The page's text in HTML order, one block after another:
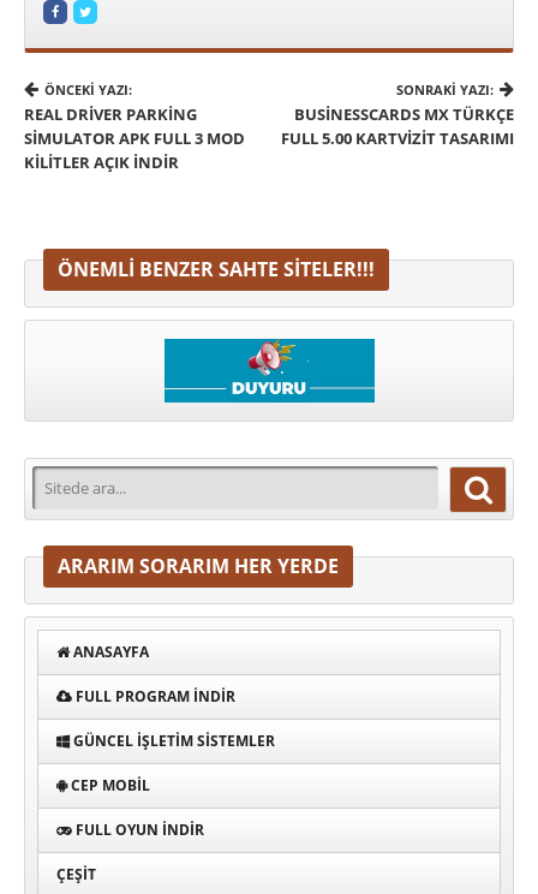
ÖNCEKI YAZI:
REAL DRIVER PARKING
SIMULATOR APK FULL 3 MOD
KILITLER AÇIK İNDIR
SONRAKI YAZI:
BUSINESSCARDS MX TÜRKÇE
FULL 5.00 KARTVIZIT TASARIMI
ÖNEMLI BENZER SAHTE SITELER!!!
ARARIM SORARIM HER YERDE
ANASAYFA
FULL PROGRAM INDIR
GÜNCEL İŞLETIM SISTEMLER
CEP MOBIL
FULL OYUN İNDIR
ÇEŞIT